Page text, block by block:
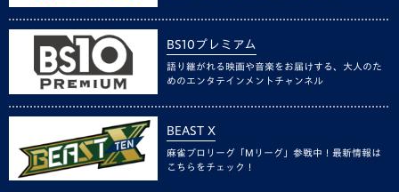
BS10プレミアム
語り継がれる映画や音楽をお届けする、大人のた
めのエンタテインメントチャンネル
BEAST X
麻雀プロリーグ「Mリーグ」参戦中！最新情報は
こちらをチェック！